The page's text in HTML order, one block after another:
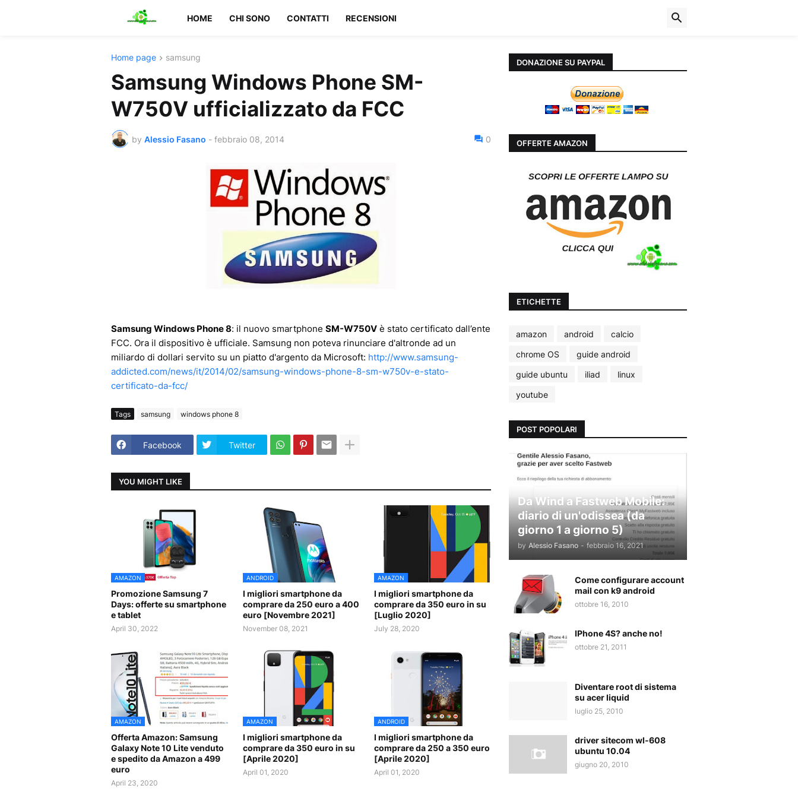
HOME CHI SONO CONTATTI RECENSIONI
Home page samsung
Samsung Windows Phone SM-
W750V ufficializzato da FCC
by Alessio Fasano - febbraio 08, 2014 0
Samsung Windows Phone 8: il nuovo smartphone SM-W750V è stato certificato dall’ente
FCC. Ora il dispositivo è ufficiale. Samsung non poteva rinunciare d'altronde ad un
miliardo di dollari servito su un piatto d'argento da Microsoft: http://www.samsung-
addicted.com/news/it/2014/02/samsung-windows-phone-8-sm-w750v-e-stato-
certificato-da-fcc/
Tags samsung windows phone 8
Facebook Twitter
YOU MIGHT LIKE
AMAZON
Promozione Samsung 7
Days: offerte su smartphone
e tablet
April 30, 2022
ANDROID
I migliori smartphone da
comprare da 250 euro a 400
euro [Novembre 2021]
November 08, 2021
AMAZON
I migliori smartphone da
comprare da 350 euro in su
[Luglio 2020]
July 28, 2020
AMAZON
Offerta Amazon: Samsung
Galaxy Note 10 Lite venduto
e spedito da Amazon a 499
euro
April 23, 2020
AMAZON
I migliori smartphone da
comprare da 350 euro in su
[Aprile 2020]
April 01, 2020
ANDROID
I migliori smartphone da
comprare da 250 a 350 euro
[Aprile 2020]
April 01, 2020
DONAZIONE SU PAYPAL
OFFERTE AMAZON
ETICHETTE
amazon android
calcio
chrome OS
guide android
guide ubuntu
iliad
linux
youtube
POST POPOLARI
Da Wind a Fastweb Mobile:
diario di un'odissea (da
giorno 1 a giorno 5)
by Alessio Fasano - febbraio 16, 2021
Come configurare account
mail con k9 android
ottobre 16, 2010
IPhone 4S? anche no!
ottobre 21, 2011
Diventare root di sistema
su acer liquid
luglio 25, 2010
driver sitecom wl-608
ubuntu 10.04
giugno 20, 2010